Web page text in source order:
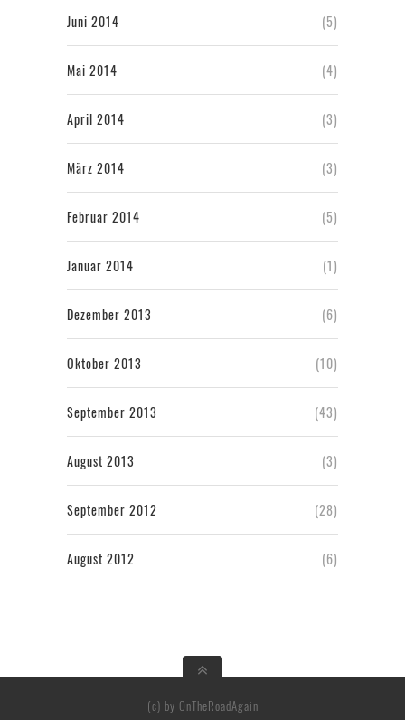
Juni 2014 (5)
Mai 2014 (4)
April 2014 (3)
März 2014 (3)
Februar 2014 (5)
Januar 2014 (1)
Dezember 2013 (6)
Oktober 2013 (10)
September 2013 (43)
August 2013 (3)
September 2012 (28)
August 2012 (6)
(c) by OnTheRoadAgain